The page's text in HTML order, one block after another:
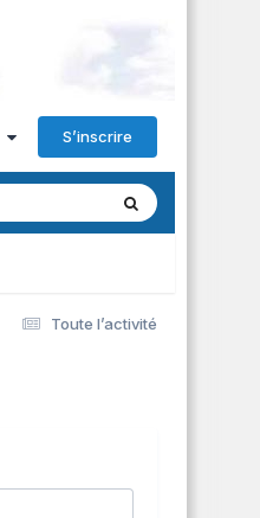
S’inscrire
Toute l’activité